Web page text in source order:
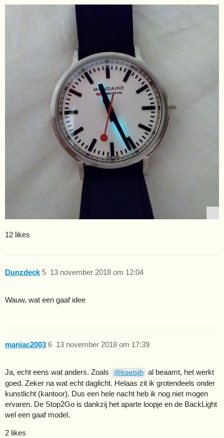
12 likes
Dunzdeck 13 november 2018 om 12:04
5
Wauw, wat een gaaf idee
maniac2003 13 november 2018 om 17:39
6
Ja, echt eens wat anders. Zoals @koetsjh
al beaamt, het werkt
goed. Zeker na wat echt daglicht. Helaas zit ik grotendeels onder
kunstlicht (kantoor). Dus een hele nacht heb ik nog niet mogen
ervaren. De Stop2Go is dankzij het aparte loopje en de BackLight
wel een gaaf model.
2 likes